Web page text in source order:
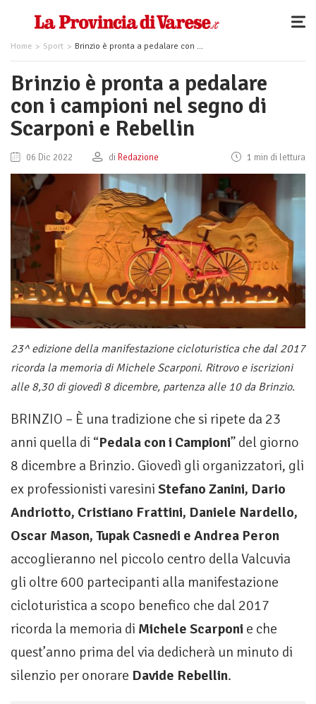
Home Sport Brinzio è pronta a pedalare con i campioni nel segno di Scarponi e Rebellin
Brinzio è pronta a pedalare
con i campioni nel segno di
Scarponi e Rebellin
06 Dic 2022 di Redazione 1 min di lettura
23^ edizione della manifestazione cicloturistica che dal 2017
ricorda la memoria di Michele Scarponi. Ritrovo e iscrizioni
alle 8,30 di giovedì 8 dicembre, partenza alle 10 da Brinzio.
BRINZIO – È una tradizione che si ripete da 23
anni quella di “Pedala con i Campioni” del giorno
8 dicembre a Brinzio. Giovedì gli organizzatori, gli
ex professionisti varesini Stefano Zanini, Dario
Andriotto, Cristiano Frattini, Daniele Nardello,
Oscar Mason, Tupak Casnedi e Andrea Peron
accoglieranno nel piccolo centro della Valcuvia
gli oltre 600 partecipanti alla manifestazione
cicloturistica a scopo benefico che dal 2017
ricorda la memoria di Michele Scarponi e che
quest’anno prima del via dedicherà un minuto di
silenzio per onorare Davide Rebellin.